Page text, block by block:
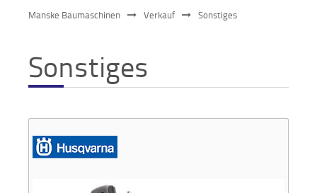
Anbaugeräte
Sonstiges
Verkauf
Bagger
Manske Baumaschinen Verkauf Sonstiges
Sonstiges